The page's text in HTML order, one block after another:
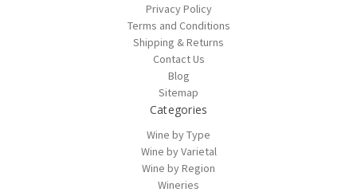
Privacy Policy
Terms and Conditions
Shipping & Returns
Contact Us
Blog
Sitemap
Categories
Wine by Type
Wine by Varietal
Wine by Region
Wineries